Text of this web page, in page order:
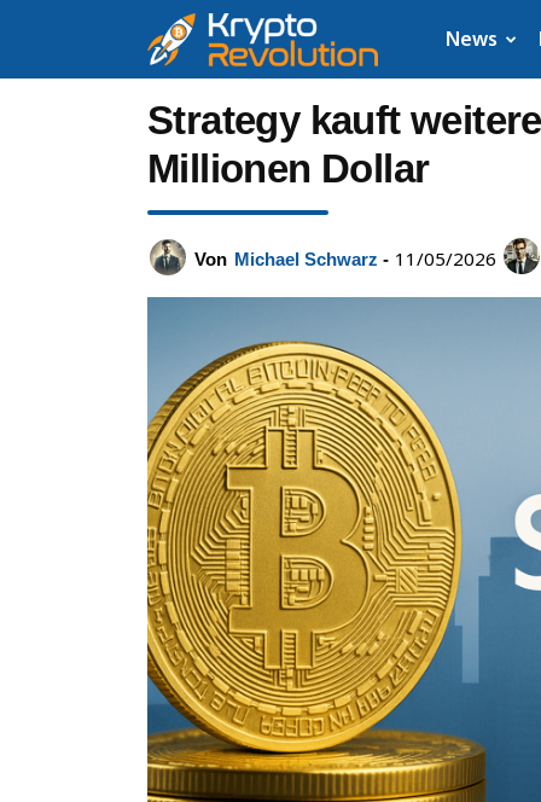
Krypto
News:
Aktuelle
XRP,
Dogecoin,
Cardano,
IOTA
und
VeChain
News
Strategy kauft
Millionen Dollar
Von Michael Schwarz - 11/05/2026